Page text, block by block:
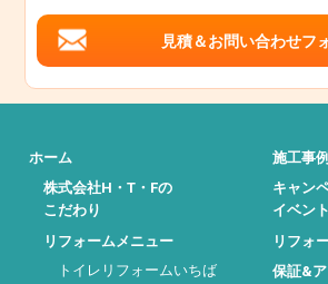
見積＆お問い合わせフ
ホーム
株式会社H・T・Fの
こだわり
リフォームメニュー
トイレリフォームいちば
施工事
キャン
イベン
リフォ
保証&